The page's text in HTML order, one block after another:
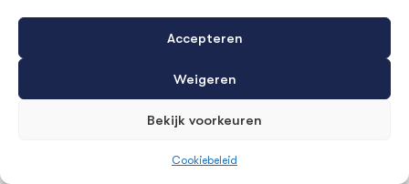
Accepteren
Weigeren
Bekijk voorkeuren
Cookiebeleid